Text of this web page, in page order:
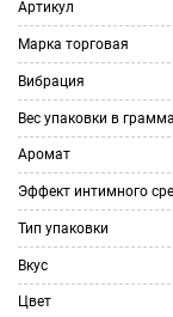
Артикул
Марка торговая
Вибрация
Вес упаковки в
Аромат
Эффект интимного
Тип упаковки
Вкус
Цвет